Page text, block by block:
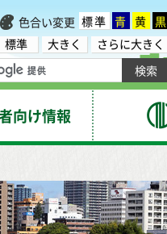
色合い変更 標準 青 黄 黒
標準 大きく
さらに大きく
向け情報